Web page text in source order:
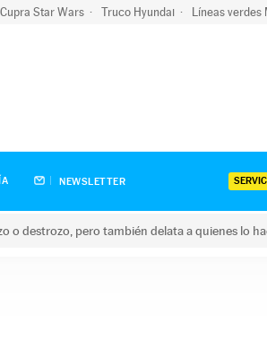
Cupra Star Wars Truco Hyundai Líneas verdes
NEWSLETTER
o destrozo, pero también delata a quienes lo